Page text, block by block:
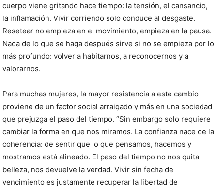
cuerpo viene gritando hace tiempo: la tensión, el cansancio,
la inflamación. Vivir corriendo solo conduce al desgaste.
Resetear no empieza en el movimiento, empieza en la pausa.
Nada de lo que se haga después sirve si no se empieza por lo
más profundo: volver a habitarnos, a reconocernos y a
valorarnos.
Para muchas mujeres, la mayor resistencia a este cambio
proviene de un factor social arraigado y más en una sociedad
que prejuzga el paso del tiempo. “Sin embargo solo requiere
cambiar la forma en que nos miramos. La confianza nace de la
coherencia: de sentir que lo que pensamos, hacemos y
mostramos está alineado. El paso del tiempo no nos quita
belleza, nos devuelve la verdad. Vivir sin fecha de
vencimiento es justamente recuperar la libertad de